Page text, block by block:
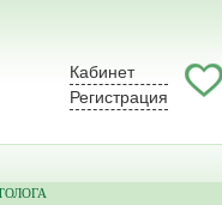
Кабинет
Регистрация